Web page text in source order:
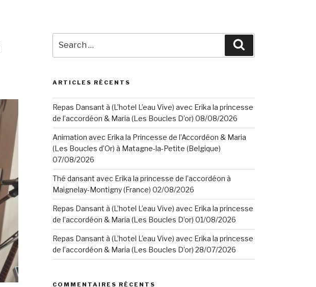
for:
ARTICLES RÉCENTS
Repas Dansant à (L’hotel L’eau Vive) avec Erika la princesse
de l’accordéon & Maria (Les Boucles D’or) 08/08/2026
Animation avec Erika la Princesse de l’Accordéon & Maria
(Les Boucles d’Or) à Matagne-la-Petite (Belgique)
07/08/2026
Thé dansant avec Erika la princesse de l’accordéon à
Maignelay-Montigny (France) 02/08/2026
Repas Dansant à (L’hotel L’eau Vive) avec Erika la princesse
de l’accordéon & Maria (Les Boucles D’or) 01/08/2026
Repas Dansant à (L’hotel L’eau Vive) avec Erika la princesse
de l’accordéon & Maria (Les Boucles D’or) 28/07/2026
COMMENTAIRES RÉCENTS